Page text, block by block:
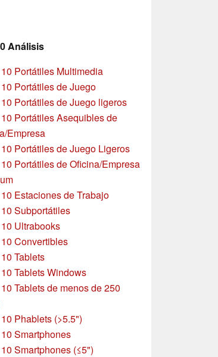
Análisis
Portátiles Multimedia
Portátiles de Juego
Portátiles de Juego ligeros
Portátiles Asequibles de
Empresa
Portátiles de Juego Ligeros
Portátiles de Oficina/Empresa
Estaciones de Trabajo
Subportátiles
Ultrabooks
Convertibles
Tablets
Tablets Windows
Tablets de menos de 250
Phablets (>5.5")
Smartphones
Smartphones (≤5")